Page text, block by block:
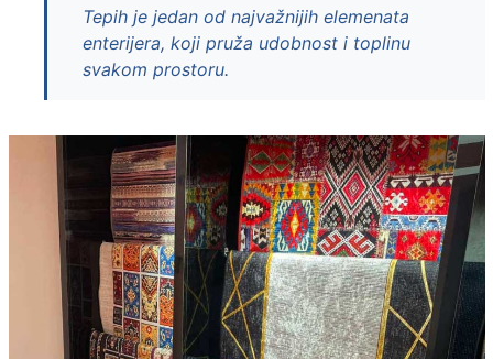
Tepih je jedan od najvažnijih elemenata
enterijera, koji pruža udobnost i toplinu
svakom prostoru.